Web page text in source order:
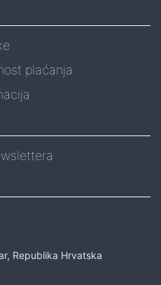
plaćanja
Republika Hrvatska